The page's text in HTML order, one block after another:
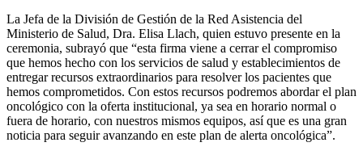
La Jefa de la División de Gestión de la Red Asistencia del
Ministerio de Salud, Dra. Elisa Llach, quien estuvo presente en la
ceremonia, subrayó que “esta firma viene a cerrar el compromiso
que hemos hecho con los servicios de salud y establecimientos de
entregar recursos extraordinarios para resolver los pacientes que
hemos comprometidos. Con estos recursos podremos abordar el plan
oncológico con la oferta institucional, ya sea en horario normal o
fuera de horario, con nuestros mismos equipos, así que es una gran
noticia para seguir avanzando en este plan de alerta oncológica”.